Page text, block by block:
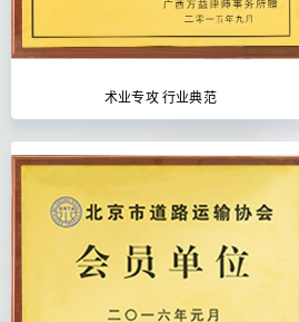
术业专攻 行业典范